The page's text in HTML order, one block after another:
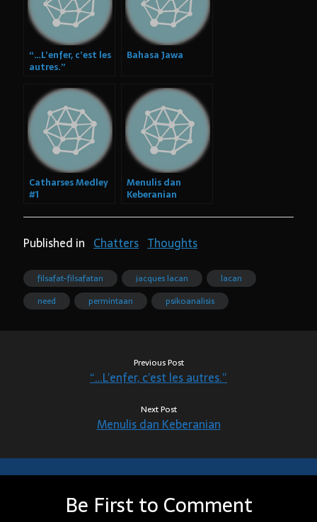
“…L’enfer, c’est les
autres.”
Bahasa Jawa
Catharses Medley
#1
Menulis dan
Keberanian
Published in Chatters Thoughts
filsafat-filsafatan jacques lacan
lacan
need
permintaan psikoanalisis
Previous Post
“…L’enfer, c’est les autres.”
Next Post
Menulis dan Keberanian
Be First to Comment